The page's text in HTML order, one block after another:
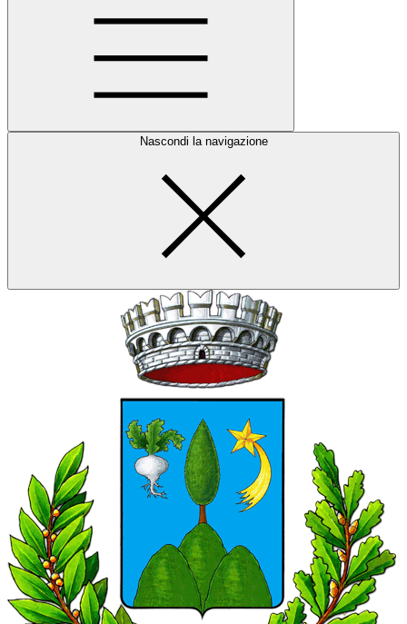
Nascondi la navigazione